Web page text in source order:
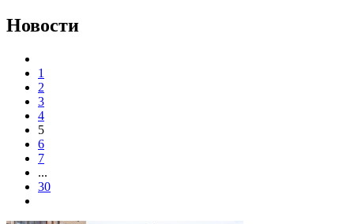
Новости
1
2
3
4
5
6
7
...
30